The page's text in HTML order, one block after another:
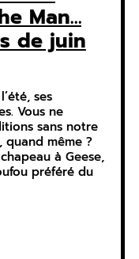
Man…
de juin
ses
Vous ne
sans notre
quand même ?
à Geese,
préféré du